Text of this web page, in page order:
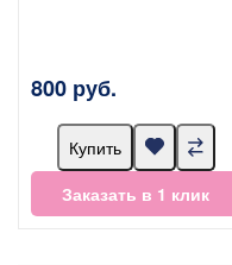
800 руб.
Купить
Заказать в 1 клик